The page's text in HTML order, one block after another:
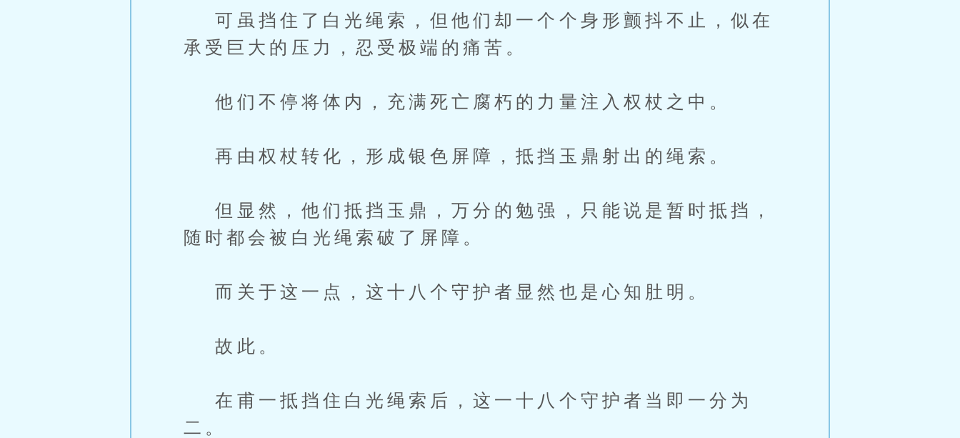
可虽挡住了白光绳索，但他们却一个个身形颤抖不止，似在
承受巨大的压力，忍受极端的痛苦。
他们不停将体内，充满死亡腐朽的力量注入权杖之中。
再由权杖转化，形成银色屏障，抵挡玉鼎射出的绳索。
但显然，他们抵挡玉鼎，万分的勉强，只能说是暂时抵挡，
随时都会被白光绳索破了屏障。
而关于这一点，这十八个守护者显然也是心知肚明。
故此。
在甫一抵挡住白光绳索后，这一十八个守护者当即一分为
二。